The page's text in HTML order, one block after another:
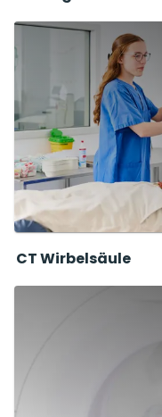
CT Wirbelsäule